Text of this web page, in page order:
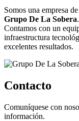
Somos una empresa
Grupo De La Sobera.
Contamos con un
infraestructura
excelentes resultados.
Contacto
Comuníquese con
información.